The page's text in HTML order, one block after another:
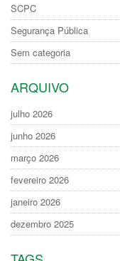
SCPC
Segurança Pública
Sem categoria
ARQUIVO
julho 2026
junho 2026
março 2026
fevereiro 2026
janeiro 2026
dezembro 2025